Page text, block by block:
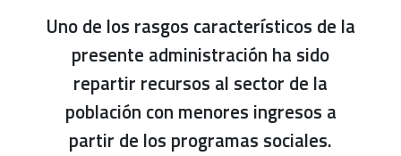
Uno de los rasgos característicos de la
presente administración ha sido
repartir recursos al sector de la
población con menores ingresos a
partir de los programas sociales.